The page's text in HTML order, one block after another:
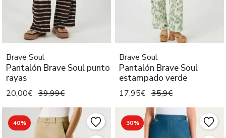
Brave Soul
Pantalón Brave Soul punto
rayas
20,00€ 39,99€
Brave Soul
Pantalón Brave Soul
estampado verde
17,95€ 35,9€
40% 30%